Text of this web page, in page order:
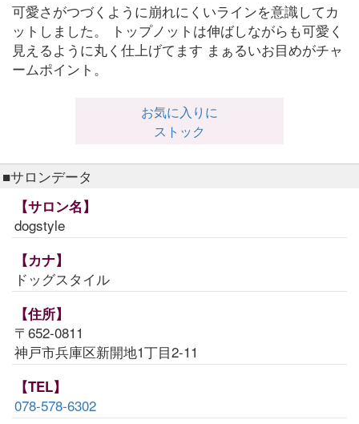
可愛さがつづくように崩れにくいラインを意識してカ
ットしました。 トップノットは伸ばしながらも可愛く
見えるように丸く仕上げてます まぁるいお目めがチャ
ームポイント。
お気に入りに
ストック
■サロンデータ
【サロン名】
dogstyle
【カナ】
ドッグスタイル
【住所】
〒652-0811
神戸市兵庫区新開地1丁目2-11
【TEL】
078-578-6302